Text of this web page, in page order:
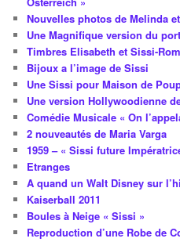
Nouvelles photos de Melinda
Une Magnifique version du
Timbres Elisabeth et Sissi-
Bijoux a l’image de Sissi
Une Sissi pour Maison de
Une version Hollywoodienne
Comédie Musicale « On
2 nouveautés de Maria Varga
1959 – « Sissi future
Etranges
A quand un Walt Disney sur
Kaiserball 2011
Boules à Neige « Sissi »
Reproduction d’une Robe de